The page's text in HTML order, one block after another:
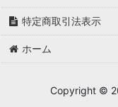
Atlas / アトラス
ARAI TENT(RIPEN) /
特定商取引法表示
ホーム
Copyright ©